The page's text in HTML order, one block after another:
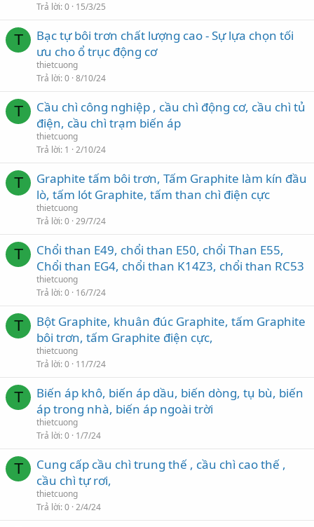
Trả lời 0 15/3/25
T
Bạc tự bôi trơn chất lượng cao - Sự lựa chọn tối
ưu cho ổ trục động cơ
thietcuong
Trả lời 0 8/10/24
T
Cầu chì công nghiệp , cầu chì động cơ, cầu chì tủ
điện, cầu chì trạm biến áp
thietcuong
Trả lời 1 2/10/24
T
Graphite tấm bôi trơn, Tấm Graphite làm kín đầu
lò, tấm lót Graphite, tấm than chì điện cực
thietcuong
Trả lời 0 29/7/24
T
Chổi than E49, chổi than E50, chổi Than E55,
Chổi than EG4, chổi than K14Z3, chổi than RC53
thietcuong
Trả lời 0 16/7/24
T
Bột Graphite, khuân đúc Graphite, tấm Graphite
bôi trơn, tấm Graphite điện cực,
thietcuong
Trả lời 0 11/7/24
T
Biến áp khô, biến áp dầu, biến dòng, tụ bù, biến
áp trong nhà, biến áp ngoài trời
thietcuong
Trả lời 0 1/7/24
T
Cung cấp cầu chì trung thế , cầu chì cao thế ,
cầu chì tự rơi,
thietcuong
Trả lời 0 2/4/24